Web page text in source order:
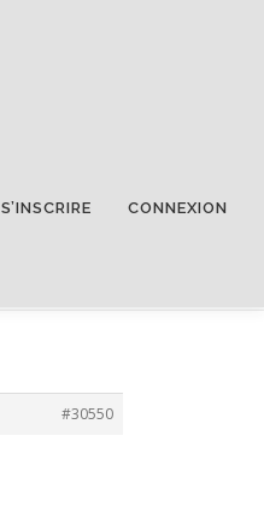
S’INSCRIRE CONNEXION
#30550